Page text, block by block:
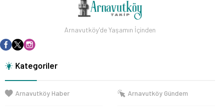
Arnavutköy'de Yaşamın İçinden
Kategoriler
Arnavutköy Haber Arnavutköy Gündem